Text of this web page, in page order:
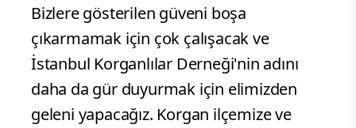
Bizlere gösterilen güveni boşa
çıkarmamak için çok çalışacak ve
İstanbul Korganlılar Derneği'nin adını
daha da gür duyurmak için elimizden
geleni yapacağız. Korgan ilçemize ve